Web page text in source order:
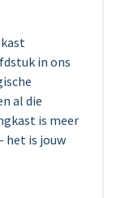
in ons
al die
is meer
het is jouw